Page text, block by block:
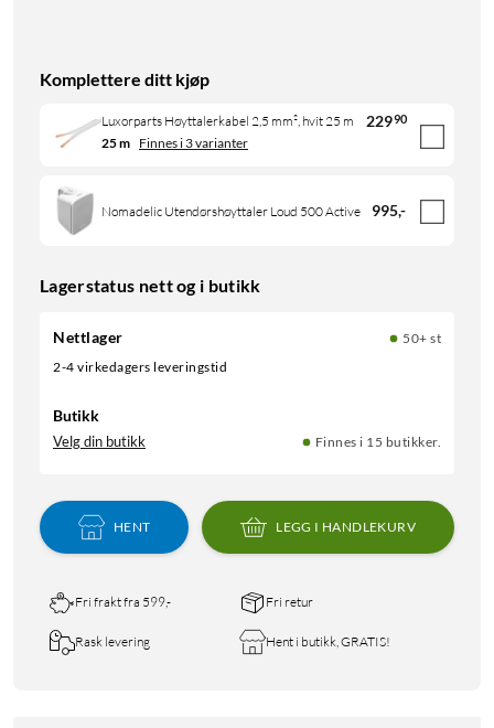
Komplettere ditt kjøp
Luxorparts Høyttalerkabel 2,5 mm², hvit 25 m 22990
25 m Finnes i 3 varianter
Nomadelic Utendørshøyttaler Loud 500 Active 995,-
Lagerstatus nett og i butikk
Nettlager
50+ st
2-4 virkedagers leveringstid
Butikk
Velg din butikk Finnes i 15 butikker.
HENT LEGG I HANDLEKURV
Fri frakt fra 599,- Fri retur
Rask levering Hent i butikk, GRATIS!